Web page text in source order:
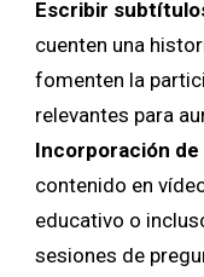
Escribir
cuenten una
fomenten la
relevantes para
Incorporación de
contenido en
educativo o
sesiones de